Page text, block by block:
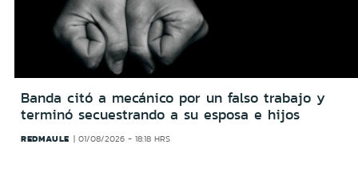
Banda citó a mecánico por un falso trabajo y
terminó secuestrando a su esposa e hijos
REDMAULE 01/08/2026 - 18:18 HRS